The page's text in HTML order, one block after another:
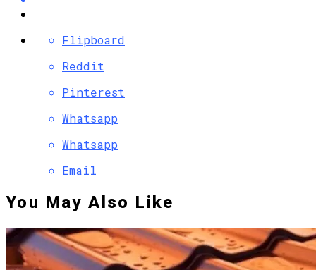
Flipboard
Reddit
Pinterest
Whatsapp
Whatsapp
Email
You May Also Like